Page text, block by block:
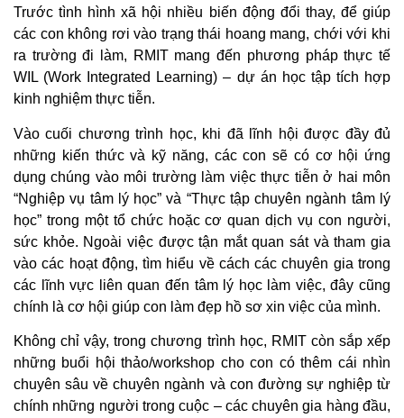
Trước tình hình xã hội nhiều biến động đổi thay, để giúp
các con không rơi vào trạng thái hoang mang, chới với khi
ra trường đi làm, RMIT mang đến phương pháp thực tế
WIL (Work Integrated Learning) – dự án học tập tích hợp
kinh nghiệm thực tiễn.
Vào cuối chương trình học, khi đã lĩnh hội được đầy đủ
những kiến thức và kỹ năng, các con sẽ có cơ hội ứng
dụng chúng vào môi trường làm việc thực tiễn ở hai môn
“Nghiệp vụ tâm lý học” và “Thực tập chuyên ngành tâm lý
học” trong một tổ chức hoặc cơ quan dịch vụ con người,
sức khỏe. Ngoài việc được tận mắt quan sát và tham gia
vào các hoạt động, tìm hiểu về cách các chuyên gia trong
các lĩnh vực liên quan đến tâm lý học làm việc, đây cũng
chính là cơ hội giúp con làm đẹp hồ sơ xin việc của mình.
Không chỉ vậy, trong chương trình học, RMIT còn sắp xếp
những buổi hội thảo/workshop cho con có thêm cái nhìn
chuyên sâu về chuyên ngành và con đường sự nghiệp từ
chính những người trong cuộc – các chuyên gia hàng đầu,